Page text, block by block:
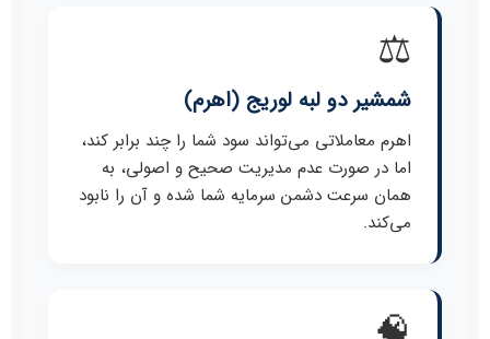
⚖️
شمشیر دو لبه لوریج (اهرم)
اهرم معاملاتی می‌تواند سود شما را چند برابر کند،
اما در صورت عدم مدیریت صحیح و اصولی، به
همان سرعت دشمن سرمایه شما شده و آن را نابود
می‌کند.